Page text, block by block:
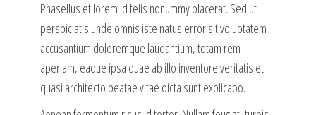
Phasellus et lorem id felis nonummy placerat. Sed ut
perspiciatis unde omnis iste natus error sit voluptatem
accusantium doloremque laudantium, totam rem
aperiam, eaque ipsa quae ab illo inventore veritatis et
quasi architecto beatae vitae dicta sunt explicabo.